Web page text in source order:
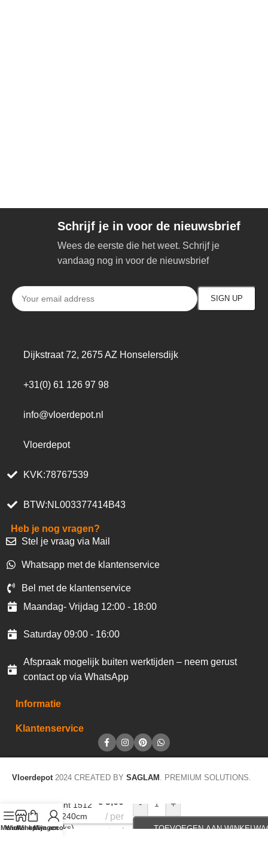
Schrijf je in voor de nieuwsbrief
Wees de eerste die het weet. Schrijf je
vandaag nog in voor de nieuwsbrief
Dijkstraat 72, 2675 AZ Honselersdijk
+31(0) 61 126 97 98
info@vloerdepot.nl
Vloerdepot
KVK:78767539
BTW:NL003377414B43
Heb je nog vragen?
Stel je vraag via Mail
Whatsapp met de klantenservice
Bel met de klantenservice
Maandag- Vrijdag 12:00 - 18:00
Saturday 09:00 - 16:00
Afspraak mogelijk buiten werktijden – neem gerust
contact op via WhatsApp
Informatie
Klantenservice
Vloerdepot 2024 CREATED BY SAGLAM . PREMIUM SOLUTIONS.
Menu
Winkel op
Winkelwagen
Mijn account
Plakplint 1512
5x24x240cm
(40stuks)
€ 3,60
per
staaf
- +
TOEVOEGEN AAN